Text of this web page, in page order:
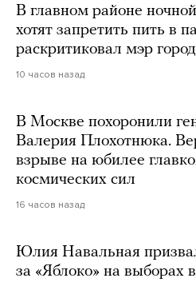
В главном районе
хотят запретить пить в
раскритиковал мэр
10 часов назад
В Москве похоронили
Валерия Плохотнюка.
взрыве на юбилее
космических сил
16 часов назад
Юлия Навальная
за «Яблоко» на выборах